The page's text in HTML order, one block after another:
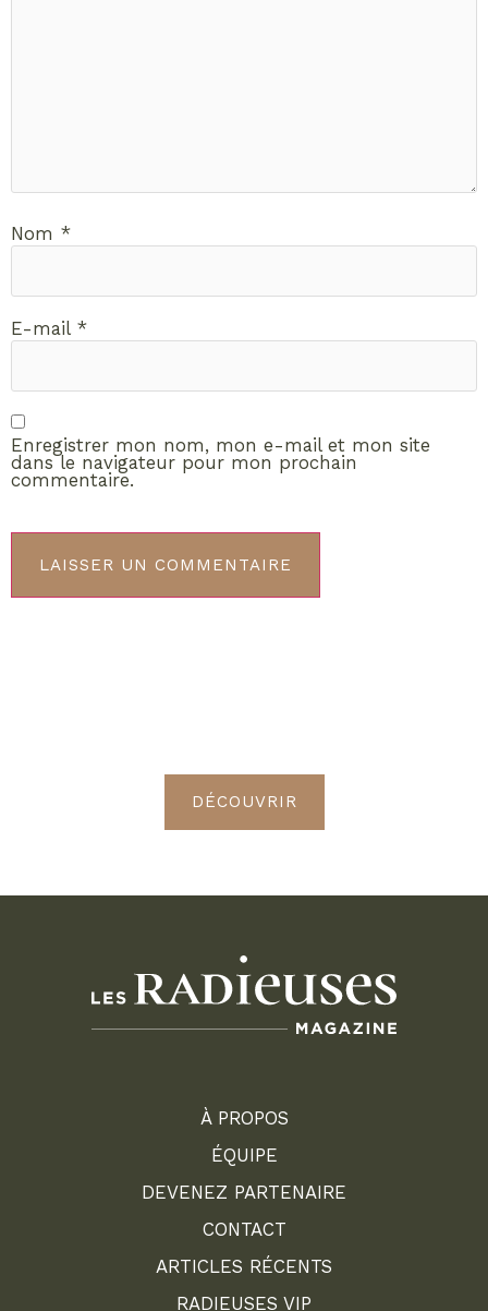
Nom *
E-mail *
Enregistrer mon nom, mon e-mail et mon site
dans le navigateur pour mon prochain
commentaire.
DÉCOUVRIR
À PROPOS
ÉQUIPE
DEVENEZ PARTENAIRE
CONTACT
ARTICLES RÉCENTS
RADIEUSES VIP